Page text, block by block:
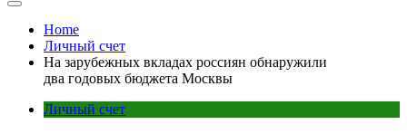
Home
Личный счет
На зарубежных вкладах россиян обнаружили
два годовых бюджета Москвы
Личный счет